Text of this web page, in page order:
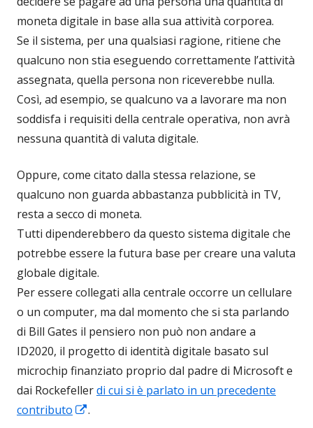
moneta digitale in base alla sua attività corporea.
Se il sistema, per una qualsiasi ragione, ritiene che
qualcuno non stia eseguendo correttamente l’attività
assegnata, quella persona non riceverebbe nulla.
Così, ad esempio, se qualcuno va a lavorare ma non
soddisfa i requisiti della centrale operativa, non avrà
nessuna quantità di valuta digitale.
Oppure, come citato dalla stessa relazione, se
qualcuno non guarda abbastanza pubblicità in TV,
resta a secco di moneta.
Tutti dipenderebbero da questo sistema digitale che
potrebbe essere la futura base per creare una valuta
globale digitale.
Per essere collegati alla centrale occorre un cellulare
o un computer, ma dal momento che si sta parlando
di Bill Gates il pensiero non può non andare a
ID2020, il progetto di identità digitale basato sul
microchip finanziato proprio dal padre di Microsoft e
dai Rockefellerdi cui si è parlato in un precedente
contributo
Apre
.